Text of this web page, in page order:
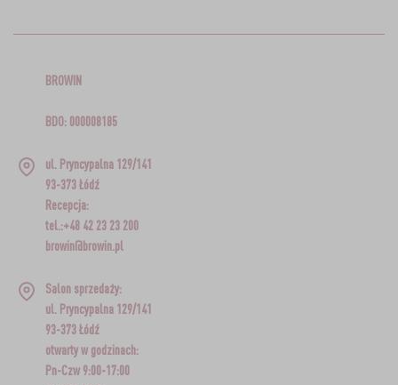
BROWIN
BDO: 000008185
ul. Pryncypalna 129/141
93-373 Łódź
Recepcja:
tel.:+48 42 23 23 200
browin@browin.pl
Salon sprzedaży:
ul. Pryncypalna 129/141
93-373 Łódź
otwarty w godzinach:
Pn-Czw 9:00-17:00